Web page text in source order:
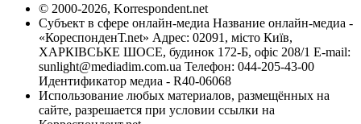
© 2000-2026, Korrespondent.net
Субъект в сфере онлайн-медиа Название онлайн-медиа -
«КореспонденТ.net» Адрес: 02091, місто Київ,
ХАРКІВСЬКЕ ШОСЕ, будинок 172-Б, офіс 208/1 E-mail:
sunlight@mediadim.com.ua Телефон: 044-205-43-00
Идентификатор медиа - R40-06068
Использование любых материалов, размещённых на
сайте, разрешается при условии ссылки на